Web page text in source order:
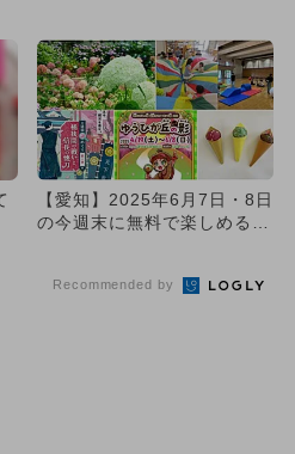
【愛知】2025年6月7日・8日
の今週末に無料で楽しめるイ
Recommended by